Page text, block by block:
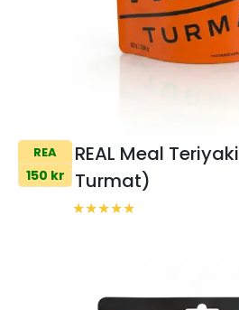
REA
150 kr
REAL Meal
Turmat)